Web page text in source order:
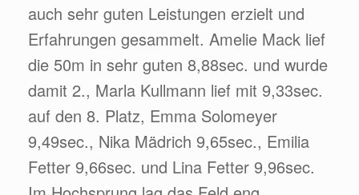
auch sehr guten Leistungen erzielt und
Erfahrungen gesammelt. Amelie Mack lief
die 50m in sehr guten 8,88sec. und wurde
damit 2., Marla Kullmann lief mit 9,33sec.
auf den 8. Platz, Emma Solomeyer
9,49sec., Nika Mädrich 9,65sec., Emilia
Fetter 9,66sec. und Lina Fetter 9,96sec.